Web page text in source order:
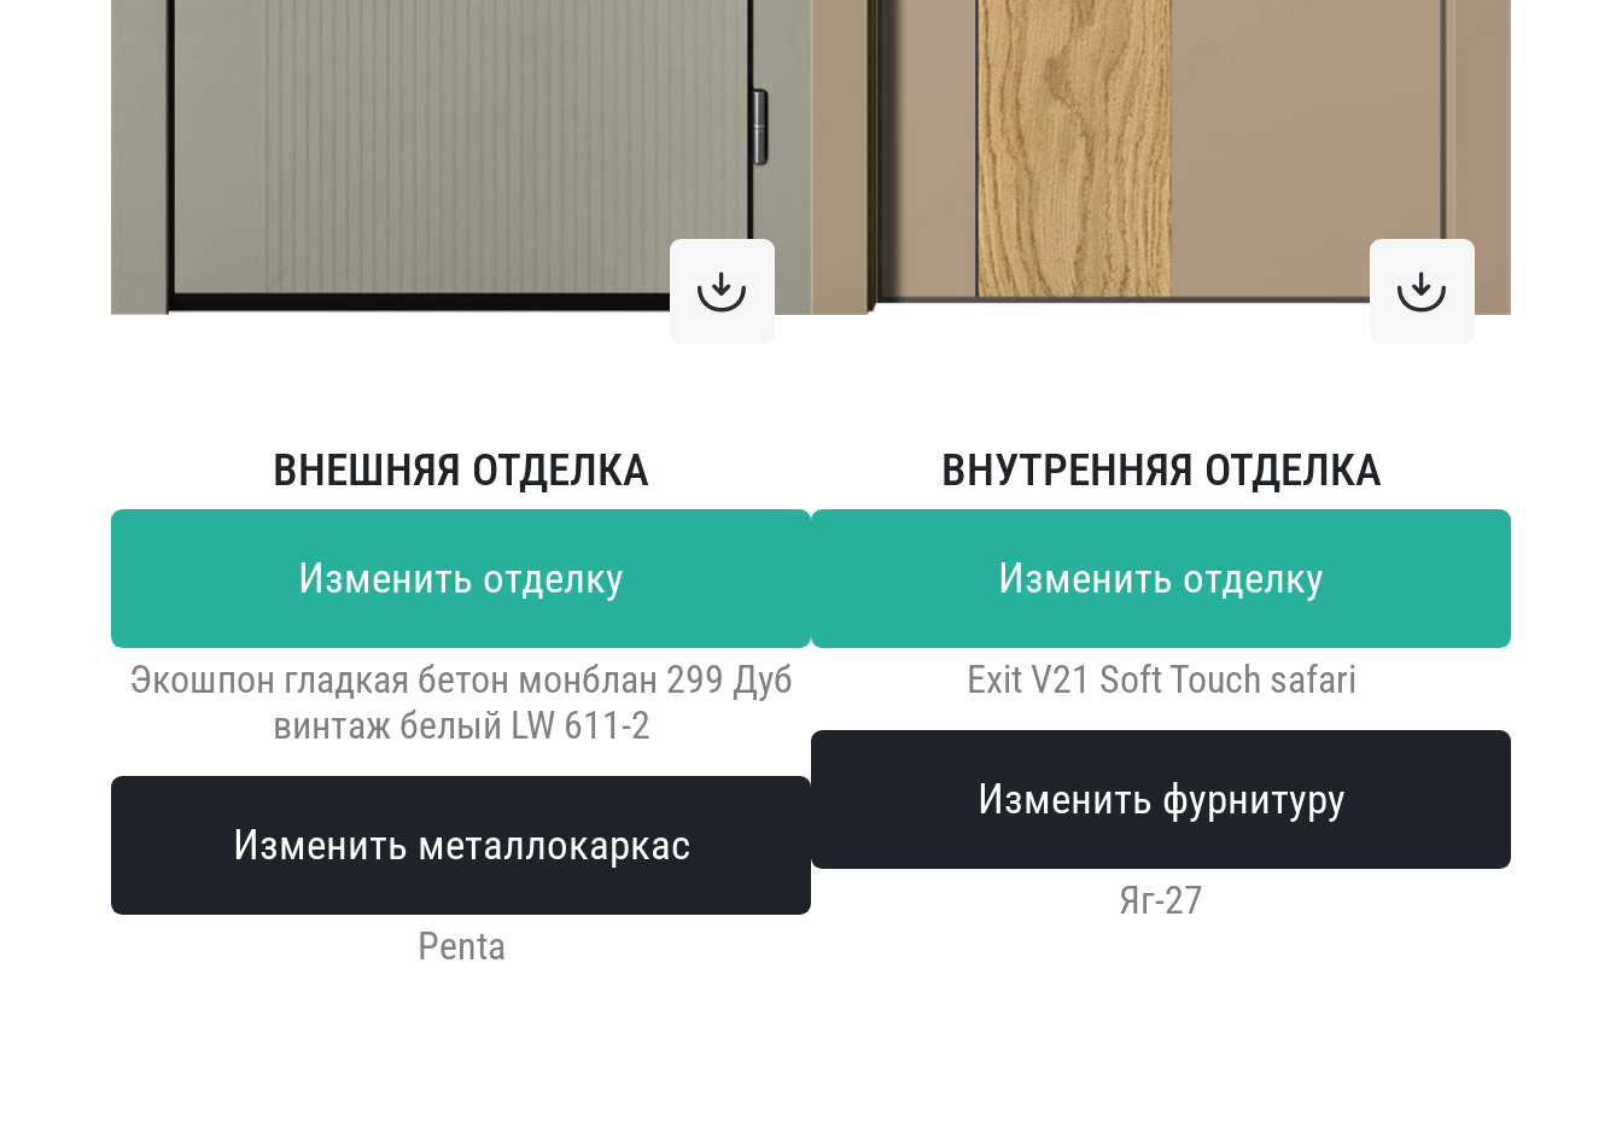
ВНЕШНЯЯ ОТДЕЛКА
Изменить отделку
Экошпон гладкая бетон монблан 299 Дуб
винтаж белый LW 611-2
Изменить металлокаркас
Penta
ВНУТРЕННЯЯ ОТДЕЛКА
Изменить отделку
Exit V21 Soft Touch safari
Изменить фурнитуру
Яг-27